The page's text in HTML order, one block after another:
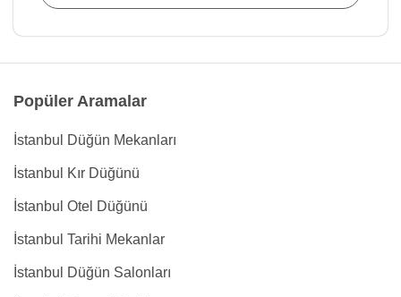
Popüler Aramalar
İstanbul Düğün Mekanları
İstanbul Kır Düğünü
İstanbul Otel Düğünü
İstanbul Tarihi Mekanlar
İstanbul Düğün Salonları